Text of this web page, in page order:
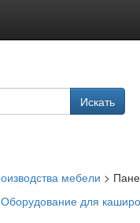
Искать
мебели >
Оборудование для